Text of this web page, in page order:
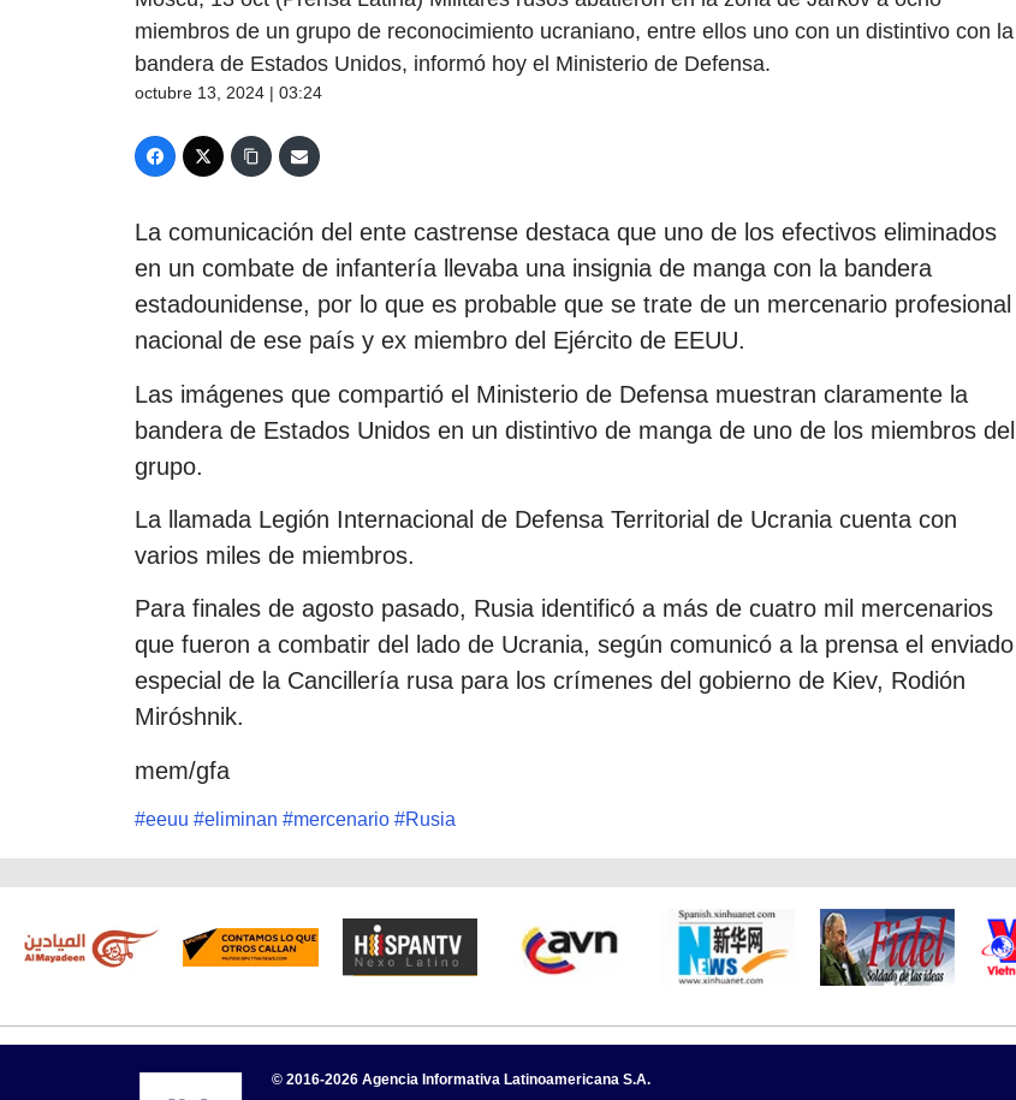
miembros de un grupo de reconocimiento ucraniano, entre ellos uno con un distintivo con la
bandera de Estados Unidos, informó hoy el Ministerio de Defensa.
octubre 13, 2024 | 03:24
La comunicación del ente castrense destaca que uno de los efectivos eliminados
en un combate de infantería llevaba una insignia de manga con la bandera
estadounidense, por lo que es probable que se trate de un mercenario profesional
nacional de ese país y ex miembro del Ejército de EEUU.
Las imágenes que compartió el Ministerio de Defensa muestran claramente la
bandera de Estados Unidos en un distintivo de manga de uno de los miembros del
grupo.
La llamada Legión Internacional de Defensa Territorial de Ucrania cuenta con
varios miles de miembros.
Para finales de agosto pasado, Rusia identificó a más de cuatro mil mercenarios
que fueron a combatir del lado de Ucrania, según comunicó a la prensa el enviado
especial de la Cancillería rusa para los crímenes del gobierno de Kiev, Rodión
Miróshnik.
mem/gfa
#eeuu #eliminan #mercenario #Rusia
© 2016-2026 Agencia Informativa Latinoamericana S.A.